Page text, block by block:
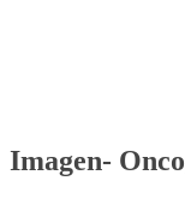
Imagen-